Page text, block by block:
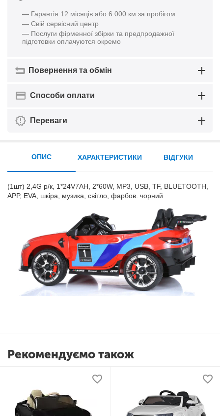
— Гарантія 12 місяців або 6 000 км за пробігом
— Свій сервісний центр
— Послуги фірменної збірки та предпродажної
підготовки оплачуются окремо
Повернення та обмін
Способи оплати
Переваги
ОПИС
(1шт) 2,4G р/к, 1*24V7AH, 2*60W, MP3, USB, TF, BLUETOOTH,
APP, EVA, шкіра, музика, світло, фарбов. чорний
ХАРАКТЕРИСТИКИ ВІДГУКИ
Рекомендуємо також